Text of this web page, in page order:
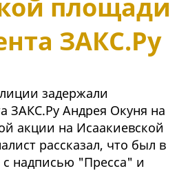
площади
ЗАКС.Ру
задержали
ЗАКС.Ру Андрея Окуня на
акции на Исаакиевской
рассказал, что был в
надписью "Пресса" и